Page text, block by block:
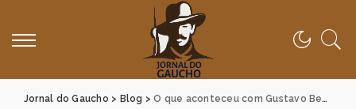
Jornal do Gaucho > Blog >O que aconteceu com Gustavo Beck